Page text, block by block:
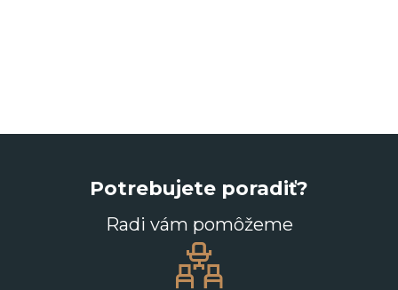
Potrebujete poradiť?
Radi vám pomôžeme